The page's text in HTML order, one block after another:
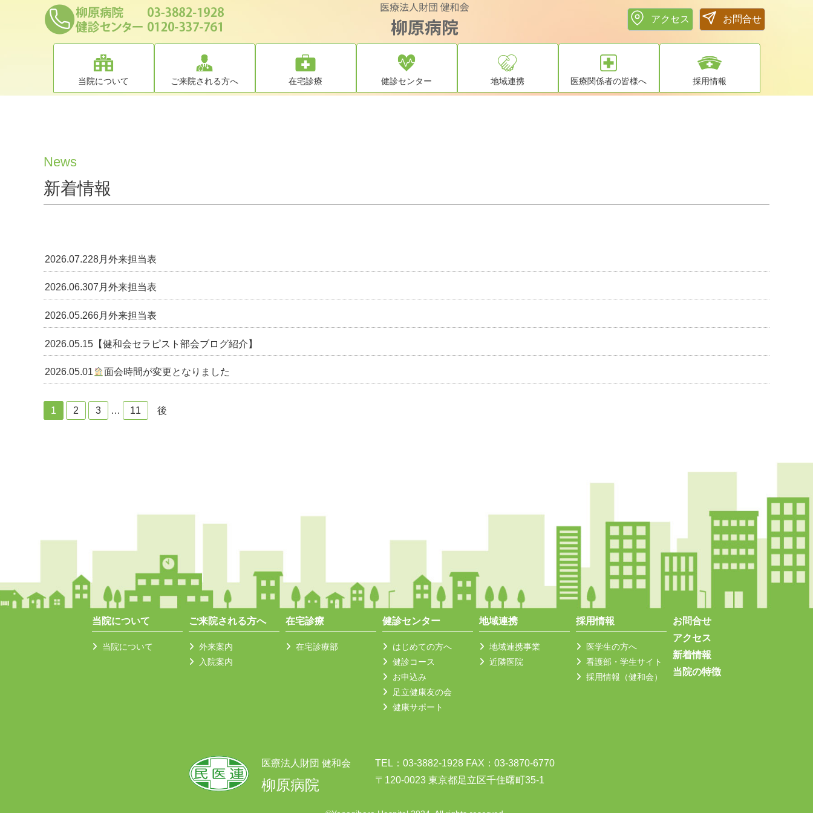
アクセス お問合せ
当院について ご来院される方へ 在宅診療 健診センター 地域連携 医療関係者の皆様へ 採用情報
News
新着情報
2026.07.228月外来担当表
2026.06.307月外来担当表
2026.05.266月外来担当表
2026.05.15 【健和会セラピスト部会ブログ紹介】
2026.05.01 面会時間が変更となりました
投1 2 3 … 11 後
当院について
当院について
ご来院される方へ
外来案内
入院案内
在宅診療
在宅診療部
健診センター
はじめての方へ
健診コース
お申込み
足立健康友の会
健康サポート
地域連携
地域連携事業
近隣医院
採用情報
医学生の方へ
看護部・学生サイト
採用情報（健和会）
お問合せ
アクセス
新着情報
当院の特徴
医療法人財団 健和会
柳原病院
TEL：03-3882-1928 FAX：03-3870-6770
〒120-0023 東京都足立区千住曙町35-1